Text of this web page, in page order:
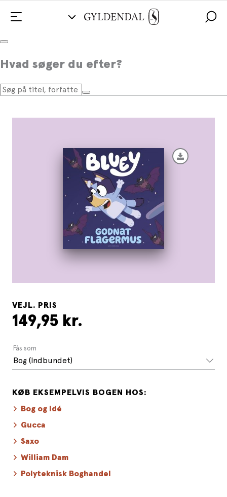
Hvad søger du efter?
Bluey - Godnat flagermus
VEJL. PRIS
149,95 kr.
Fås som
Bog (Indbundet)
KØB EKSEMPELVIS BOGEN HOS:
Bog og Idé
Gucca
Saxo
William Dam
Polyteknisk Boghandel